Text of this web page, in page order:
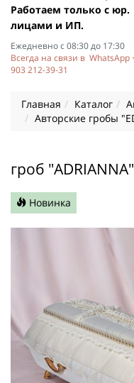
Работаем только с юр.
лицами и ИП.
Ежедневно с 08:30 до 17:30
Всегда на связи в WhatsApp
903 212-39-31
Главная Каталог
Авторские гробы
гроб "ADRIANNA"
Новинка